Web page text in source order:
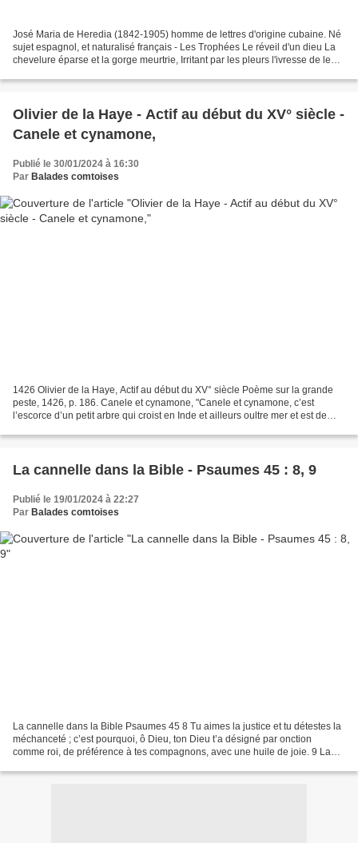
José Maria de Heredia (1842-1905) homme de lettres d'origine cubaine. Né
sujet espagnol, et naturalisé français - Les Trophées Le réveil d'un dieu La
chevelure éparse et la gorge meurtrie, Irritant par les pleurs l'ivresse de leurs
Olivier de la Haye - Actif au début du XV° siècle -
Canele et cynamone,
Publié le 30/01/2024 à 16:30
Par Balades comtoises
1426 Olivier de la Haye, Actif au début du XV° siècle Poème sur la grande
peste, 1426, p. 186. Canele et cynamone, "Canele et cynamone, c’est
l’escorce d’un petit arbre qui croist en Inde et ailleurs oultre mer et est de
La cannelle dans la Bible - Psaumes 45 : 8, 9
Publié le 19/01/2024 à 22:27
Par Balades comtoises
La cannelle dans la Bible Psaumes 45 8 Tu aimes la justice et tu détestes la
méchanceté ; c’est pourquoi, ô Dieu, ton Dieu t’a désigné par onction
comme roi, de préférence à tes compagnons, avec une huile de joie. 9 La